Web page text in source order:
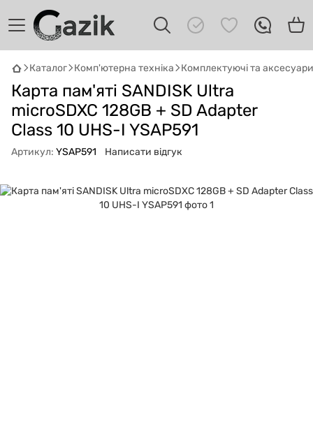
Каталог Комп'ютерна техніка Комплектуючі та аксесуари
Карта пам'яті SANDISK Ultra
microSDXC 128GB + SD Adapter
Class 10 UHS-I YSAP591
Артикул: YSAP591 Написати відгук
GAZIKAI
Онлайн · пошук техніки
Привіт! 👋 Я Gazik AI — допоможу
підібрати вживану комп'ютерну техніку.
Що шукаєш?